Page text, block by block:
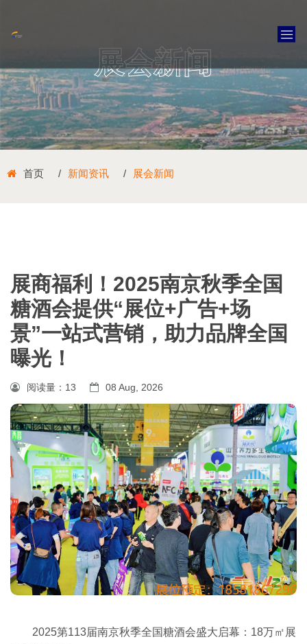
展会新闻
首页 新闻资讯 展会新闻
展商福利！2025南京秋季全国
糖酒会提供“展位+广告+场
景”一站式营销，助力品牌全国
曝光！
阅读量： 13 08 Aug, 2026
2025第113届南京秋季全国糖酒会盛大启幕：18万㎡展